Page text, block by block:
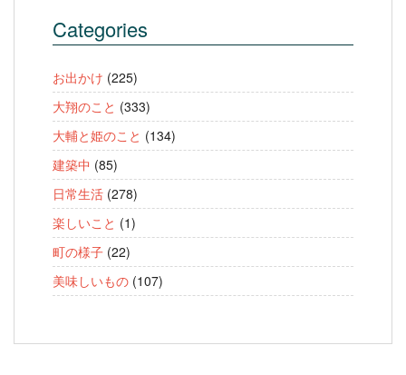
Categories
お出かけ (225)
大翔のこと (333)
大輔と姫のこと (134)
建築中 (85)
日常生活 (278)
楽しいこと (1)
町の様子 (22)
美味しいもの (107)